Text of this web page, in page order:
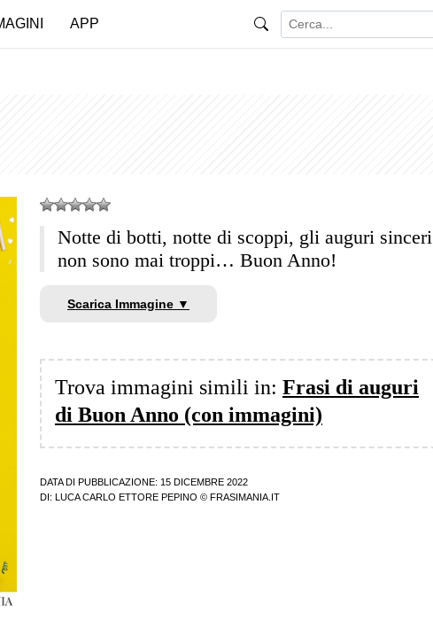
APP
Notte di botti, notte di scoppi, gli auguri sinceri
non sono mai troppi… Buon Anno!
Scarica Immagine ▼
Trova immagini simili in: Frasi di auguri
di Buon Anno (con immagini)
DATA DI PUBBLICAZIONE: 15 DICEMBRE 2022
DI:
LUCA CARLO ETTORE PEPINO © FRASIMANIA.IT